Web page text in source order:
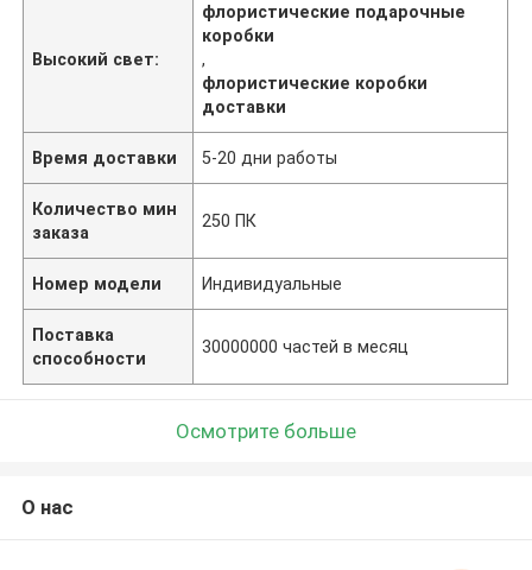
Высокий свет:
флористические подарочные
коробки
,
флористические коробки
доставки
Время доставки 5-20 дни работы
Количество мин
заказа
250 ПК
Номер модели Индивидуальные
Поставка
способности
30000000 частей в месяц
Осмотрите больше
О нас